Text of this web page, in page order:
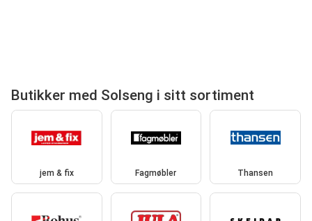
Butikker med Solseng i sitt sortiment
jem & fix Fagmøbler Thansen